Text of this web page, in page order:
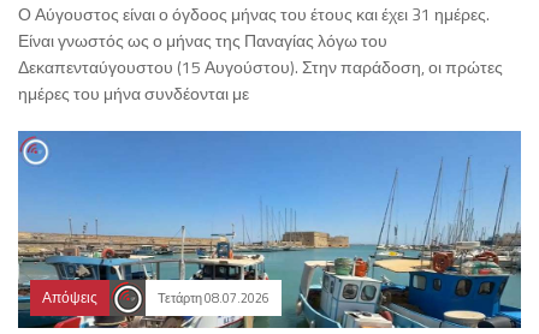
Ο Αύγουστος είναι ο όγδοος μήνας του έτους και έχει 31 ημέρες.
Είναι γνωστός ως ο μήνας της Παναγίας λόγω του
Δεκαπενταύγουστου (15 Αυγούστου). Στην παράδοση, οι πρώτες
ημέρες του μήνα συνδέονται με
Απόψεις Τετάρτη 08.07.2026